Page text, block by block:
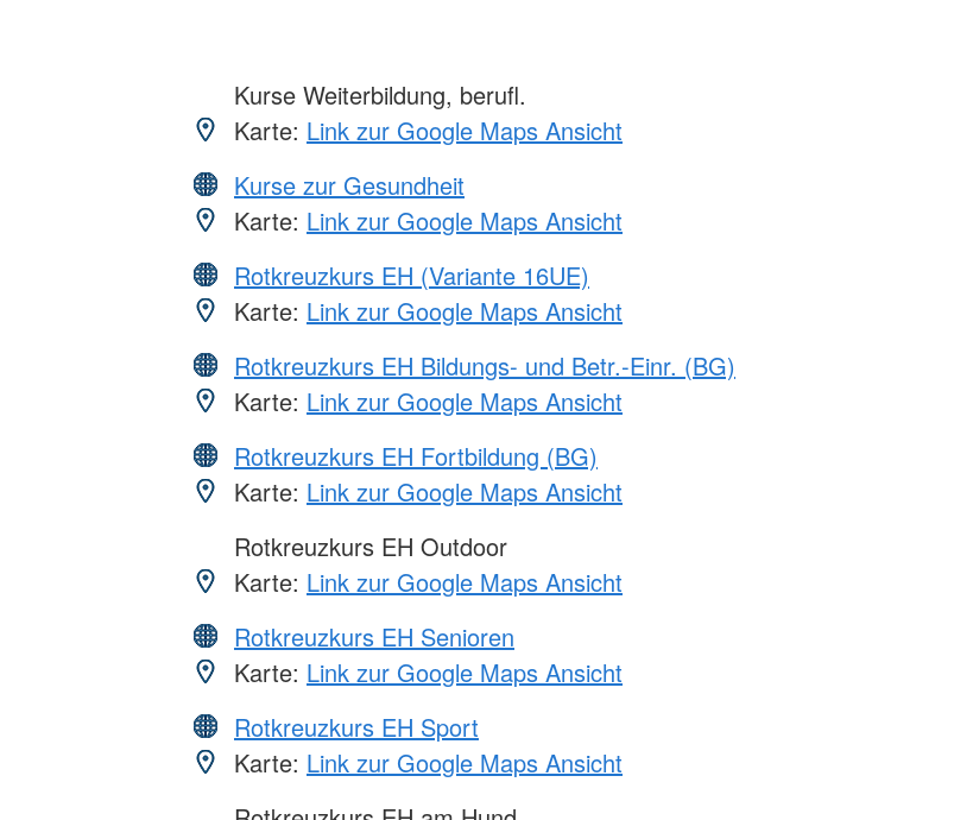
Kurse Weiterbildung, berufl.
Karte: Link zur Google Maps Ansicht
Kurse zur Gesundheit
Karte: Link zur Google Maps Ansicht
Rotkreuzkurs EH (Variante 16UE)
Karte: Link zur Google Maps Ansicht
Rotkreuzkurs EH Bildungs- und Betr.-Einr. (BG)
Karte: Link zur Google Maps Ansicht
Rotkreuzkurs EH Fortbildung (BG)
Karte: Link zur Google Maps Ansicht
Rotkreuzkurs EH Outdoor
Karte: Link zur Google Maps Ansicht
Rotkreuzkurs EH Senioren
Karte: Link zur Google Maps Ansicht
Rotkreuzkurs EH Sport
Karte: Link zur Google Maps Ansicht